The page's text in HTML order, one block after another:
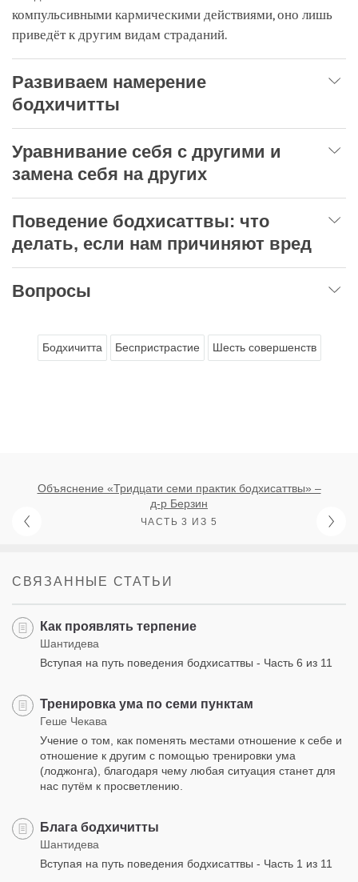
компульсивными кармическими действиями, оно лишь
приведёт к другим видам страданий.
Развиваем намерение
бодхичитты
Уравнивание себя с другими и
замена себя на других
Поведение бодхисаттвы: что
делать, если нам причиняют вред
Вопросы
Бодхичитта Беспристрастие Шесть совершенств
Объяснение «Тридцати семи практик бодхисаттвы» –
д-р Берзин
ЧАСТЬ 3 ИЗ 5
СВЯЗАННЫЕ СТАТЬИ
Как проявлять терпение
Шантидева
Вступая на путь поведения бодхисаттвы - Часть 6 из 11
Тренировка ума по семи пунктам
Геше Чекава
Учение о том, как поменять местами отношение к себе и
отношение к другим с помощью тренировки ума
(лоджонга), благодаря чему любая ситуация станет для
нас путём к просветлению.
Блага бодхичитты
Шантидева
Вступая на путь поведения бодхисаттвы - Часть 1 из 11